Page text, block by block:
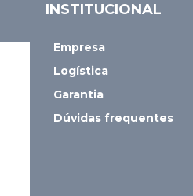
INSTITUCIONAL
Empresa
Logística
Garantia
Dúvidas frequentes